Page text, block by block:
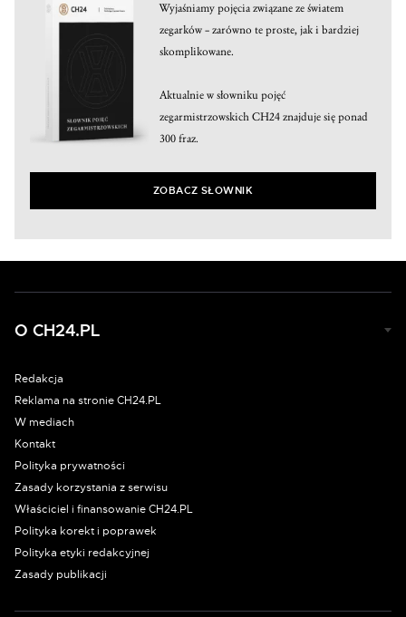
Wyjaśniamy pojęcia związane ze światem
zegarków – zarówno te proste, jak i bardziej
skomplikowane.
Aktualnie w słowniku pojęć
zegarmistrzowskich CH24 znajduje się ponad
300 fraz.
ZOBACZ SŁOWNIK
O CH24.PL
Redakcja
Reklama na stronie CH24.PL
W mediach
Kontakt
Polityka prywatności
Zasady korzystania z serwisu
Właściciel i finansowanie CH24.PL
Polityka korekt i poprawek
Polityka etyki redakcyjnej
Zasady publikacji